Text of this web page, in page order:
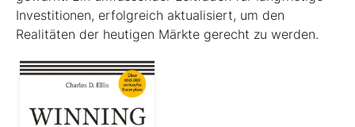
Investitionen, erfolgreich aktualisiert, um den
Realitäten der heutigen Märkte gerecht zu werden.